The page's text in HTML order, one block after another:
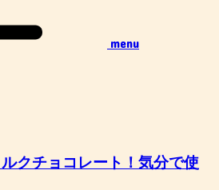
menu
クチョコレート！気分で使